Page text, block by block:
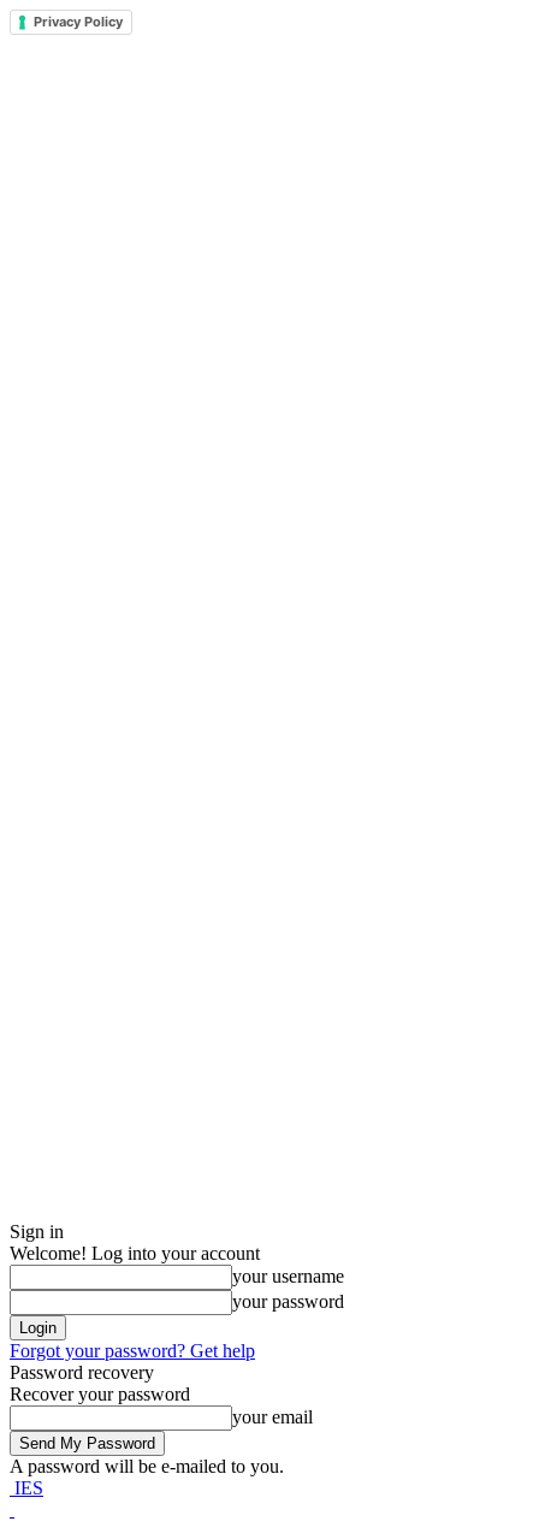
Privacy Policy
Sign in
Welcome! Log into your account
your username
your password
Forgot your password? Get help
Password recovery
Recover your password
your email
A password will be e-mailed to you.
IES